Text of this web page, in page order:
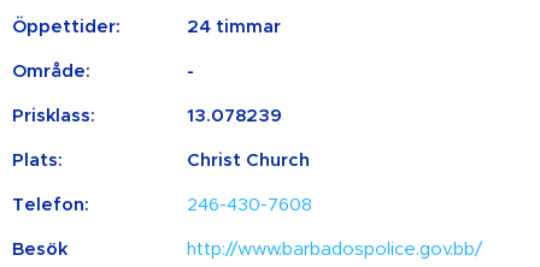
Öppettider: 24 timmar
Område: -
Prisklass: 13.078239
Plats: Christ Church
Telefon: 246-430-7608
Besök
http://www.barbadospolice.gov.bb/